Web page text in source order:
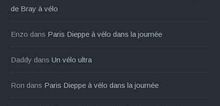
de Bray à vélo
Enzo dans Paris Dieppe à vélo dans la journée
Daddy dansUn vélo ultra
Ron dans Paris Dieppe à vélo dans la journée